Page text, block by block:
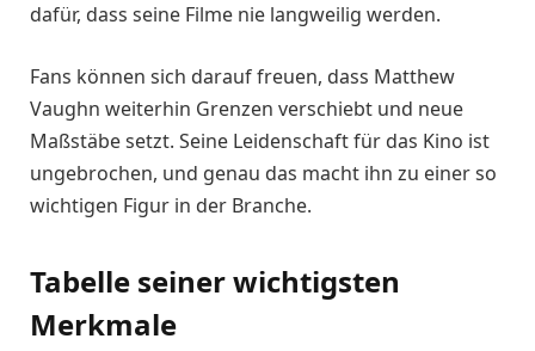
dafür, dass seine Filme nie langweilig werden.
Fans können sich darauf freuen, dass Matthew
Vaughn weiterhin Grenzen verschiebt und neue
Maßstäbe setzt. Seine Leidenschaft für das Kino ist
ungebrochen, und genau das macht ihn zu einer so
wichtigen Figur in der Branche.
Tabelle seiner wichtigsten
Merkmale